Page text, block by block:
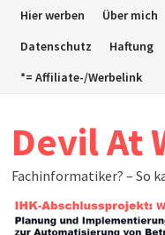
ZumHier werben Über mich
Datenschutz
Haftung
*= Affiliate-/Werbelink
Devil At
Fachinformatiker? – So